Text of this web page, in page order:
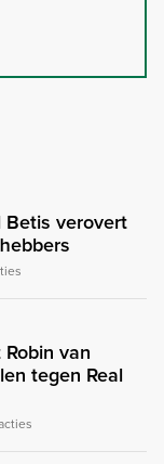
Betis verovert
van
tegen Real